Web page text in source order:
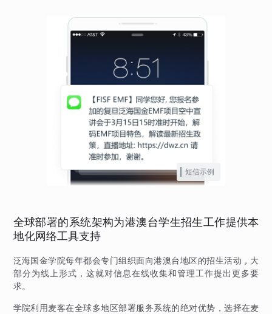
短信示例
全球部署的系统架构为港澳台学生招生工作提供本
地化网络工具支持
泛海国金学院每年都会专门组织面向港澳台地区的招生活动，大
部分为线上形式，这就对信息在线收集和管理工作提出更多要
求。
学院利用麦客在全球多地区部署服务系统的绝对优势，选择在麦